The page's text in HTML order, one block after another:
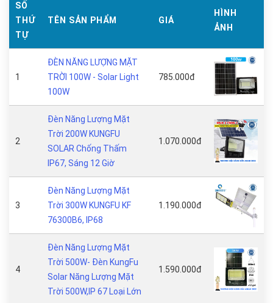
SỐ
THỨ
TỰ
TÊN SẢN PHẨM GIÁ
HÌNH
ẢNH
1
ĐÈN NĂNG LƯỢNG MẶT
TRỜI 100W - Solar Light
100W
785.000đ
2
Đèn Năng Lượng Mặt
Trời 200W KUNGFU
SOLAR Chống Thấm
IP67, Sáng 12 Giờ
1.070.000đ
3
Đèn Năng Lượng Mặt
Trời 300W KUNGFU KF
76300B6, IP68
1.190.000đ
4
Đèn Năng Lượng Mặt
Trời 500W- Đèn KungFu
Solar Năng Lượng Mặt
Trời 500W,IP 67 Loại Lớn
1.590.000đ